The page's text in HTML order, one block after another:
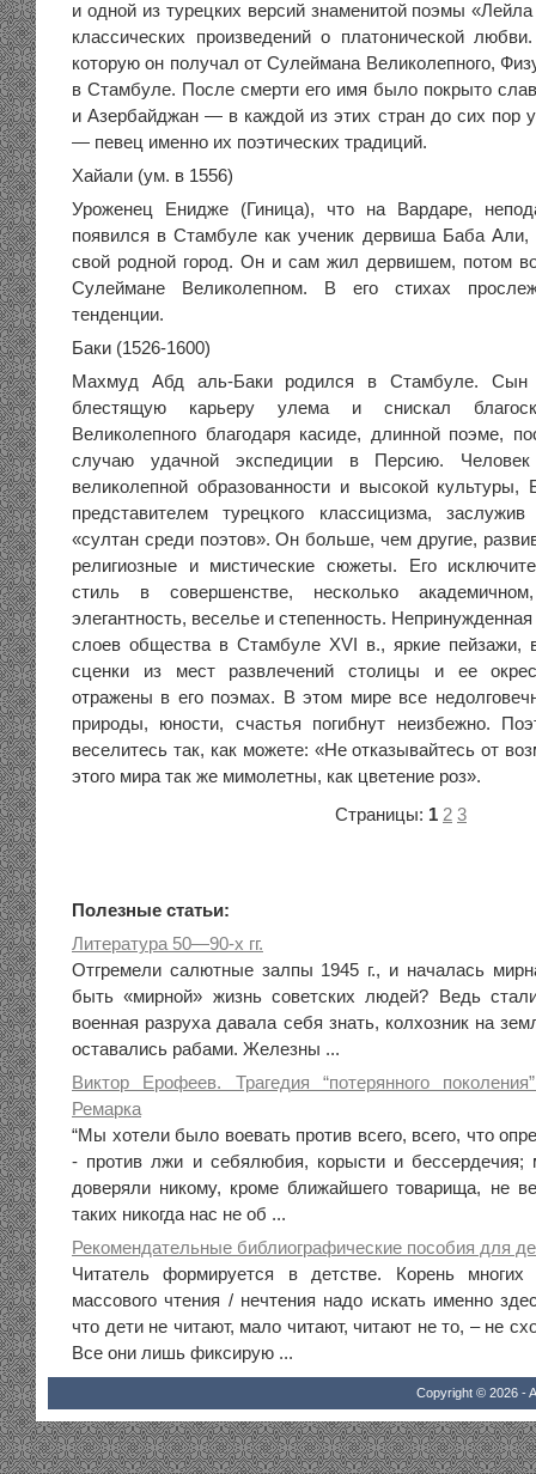
и одной из турецких версий знаменитой поэмы
классических произведений о платонической
которую он получал от Сулеймана Великолепного,
в Стамбуле. После смерти его имя было покрыто
и Азербайджан — в каждой из этих стран до сих пор
— певец именно их поэтических традиций.
Хайали (ум. в 1556)
Уроженец Енидже (Гиница), что на Вардаре,
появился в Стамбуле как ученик дервиша Баба Али,
свой родной город. Он и сам жил дервишем, потом
Сулеймане Великолепном. В его стихах
тенденции.
Баки (1526-1600)
Махмуд Абд аль-Баки родился в Стамбуле. Сын
блестящую карьеру улема и снискал
Великолепного благодаря касиде, длинной поэме,
случаю удачной экспедиции в Персию. Человек
великолепной образованности и высокой
представителем турецкого классицизма,
«султан среди поэтов». Он больше, чем другие,
религиозные и мистические сюжеты. Его
стиль в совершенстве, несколько
элегантность, веселье и степенность.
слоев общества в Стамбуле XVI в., яркие пейзажи,
сценки из мест развлечений столицы и ее
отражены в его поэмах. В этом мире все
природы, юности, счастья погибнут неизбежно.
веселитесь так, как можете: «Не отказывайтесь от
этого мира так же мимолетны, как цветение роз».
Страницы: 1 2 3
Полезные статьи:
Литература 50—90-х гг.
Отгремели салютные залпы 1945 г., и началась
быть «мирной» жизнь советских людей? Ведь
военная разруха давала себя знать, колхозник на
оставались рабами. Железны ...
Виктор Ерофеев. Трагедия “потерянного
Ремарка
“Мы хотели было воевать против всего, всего, что
- против лжи и себялюбия, корысти и
доверяли никому, кроме ближайшего товарища, не
таких никогда нас не об ...
Рекомендательные библиографические пособия для
Читатель формируется в детстве. Корень многих
массового чтения / нечтения надо искать именно
что дети не читают, мало читают, читают не то, – не
Все они лишь фиксирую ...
Copyright © 2026 -